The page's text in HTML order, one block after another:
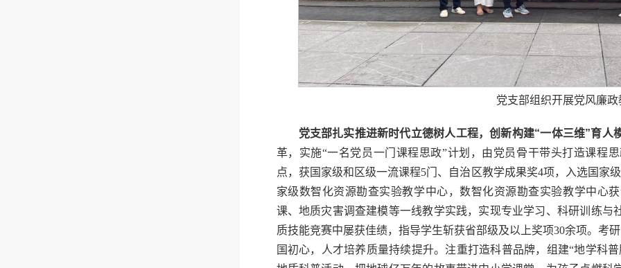
党支部组织开展党风廉政
党支部扎实推进新时代立德树人工程，创新构建“一体三维”育人
革，实施“一名党员一门课程思政”计划，由党员骨干带头打造课程
点，获国家级和区级一流课程5门、自治区教学成果奖4项，入选国家
家级数智化资源勘查实验教学中心，数智化资源勘查实验教学中心
课、地质灾害调查建模等一线教学实践，实现专业学习、科研训练
质技能竞赛中屡获佳绩，指导学生斩获省部级及以上奖项30余项。考
国初心，人才培养质量持续提升。注重打造科普品牌，组建“地学科